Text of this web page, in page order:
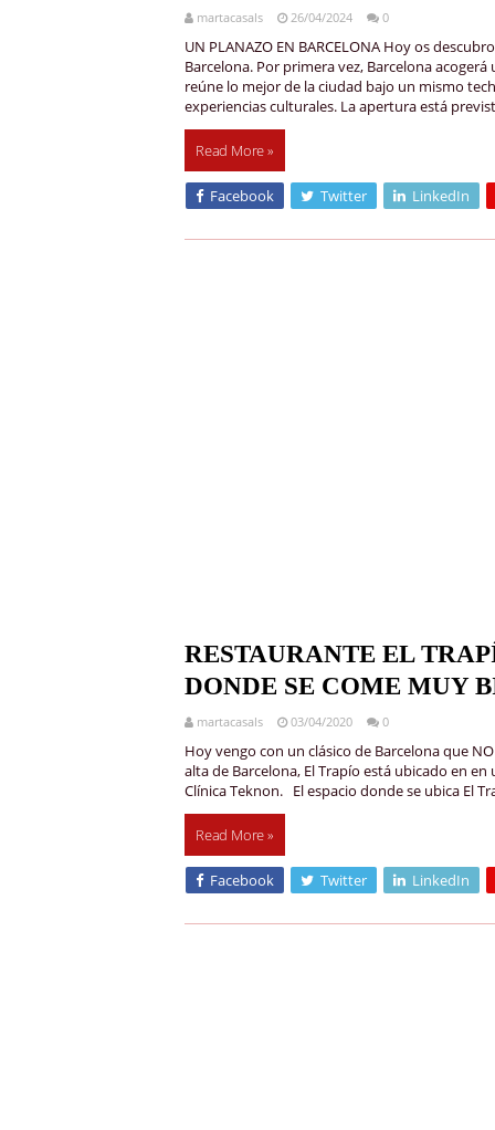
martacasals 26/04/2024 0
UN PLANAZO EN BARCELONA Hoy os
Barcelona. Por primera vez, Barcelona
reúne lo mejor de la ciudad bajo un mismo
experiencias culturales. La apertura está
Read More »
Facebook Twitter LinkedIn
RESTAURANTE EL
DONDE SE COME MUY
martacasals 03/04/2020 0
Hoy vengo con un clásico de Barcelona que NO
alta de Barcelona, El Trapío está ubicado en
Clínica Teknon. El espacio donde se ubica El
Read More »
Facebook Twitter LinkedIn